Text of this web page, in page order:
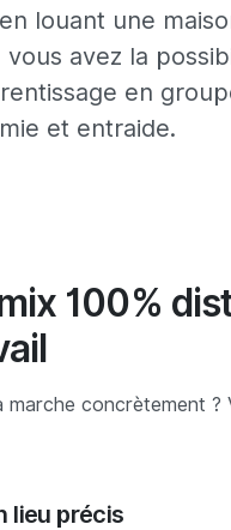
louant une
vous avez la
en
et entraide.
100%
marche concrètement ?
lieu précis